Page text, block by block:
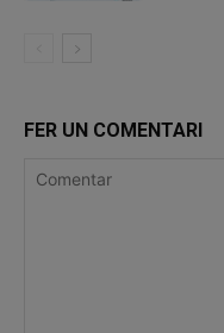
FER UN COMENTARI